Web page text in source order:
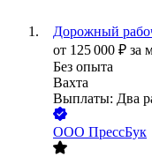
Дорожный
от 125 000 ₽ за
Без опыта
Вахта
Выплаты: Два
ООО ПрессБук